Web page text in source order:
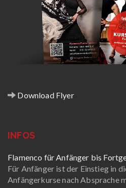
Download Flyer
INFOS
Flamenco für Anfänger bis
Für Anfänger ist der Einstieg in
Anfängerkurse nach Absprache